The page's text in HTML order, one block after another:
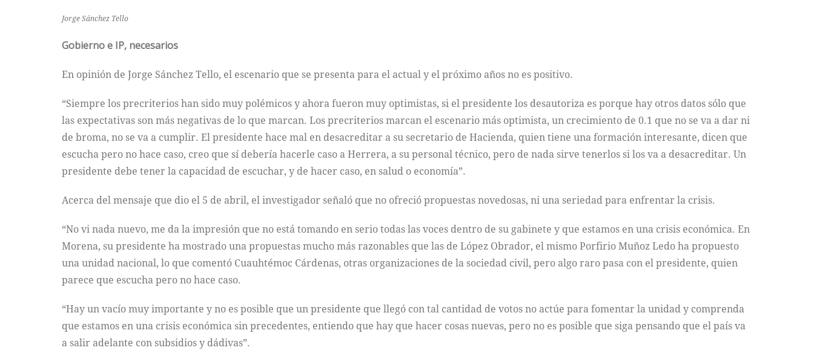
Jorge Sánchez Tello
Gobierno e IP, necesarios
En opinión de Jorge Sánchez Tello, el escenario que se presenta para el actual y el próximo años no es positivo.
“Siempre los precriterios han sido muy polémicos y ahora fueron muy optimistas, si el presidente los desautoriza es porque hay otros datos sólo que
las expectativas son más negativas de lo que marcan. Los precriterios marcan el escenario más optimista, un crecimiento de 0.1 que no se va a dar ni
de broma, no se va a cumplir. El presidente hace mal en desacreditar a su secretario de Hacienda, quien tiene una formación interesante, dicen que
escucha pero no hace caso, creo que sí debería hacerle caso a Herrera, a su personal técnico, pero de nada sirve tenerlos si los va a desacreditar. Un
presidente debe tener la capacidad de escuchar, y de hacer caso, en salud o economía”.
Acerca del mensaje que dio el 5 de abril, el investigador señaló que no ofreció propuestas novedosas, ni una seriedad para enfrentar la crisis.
“No vi nada nuevo, me da la impresión que no está tomando en serio todas las voces dentro de su gabinete y que estamos en una crisis económica. En
Morena, su presidente ha mostrado una propuestas mucho más razonables que las de López Obrador, el mismo Porfirio Muñoz Ledo ha propuesto
una unidad nacional, lo que comentó Cuauhtémoc Cárdenas, otras organizaciones de la sociedad civil, pero algo raro pasa con el presidente, quien
parece que escucha pero no hace caso.
“Hay un vacío muy importante y no es posible que un presidente que llegó con tal cantidad de votos no actúe para fomentar la unidad y comprenda
que estamos en una crisis económica sin precedentes, entiendo que hay que hacer cosas nuevas, pero no es posible que siga pensando que el país va
a salir adelante con subsidios y dádivas”.